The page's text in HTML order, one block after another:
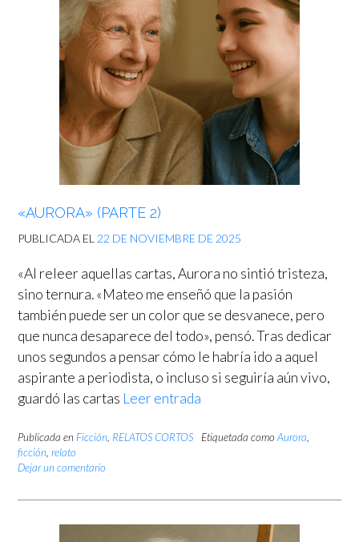
«AURORA» (PARTE 2)
PUBLICADA EL 22 DE NOVIEMBRE DE 2025
«Al releer aquellas cartas, Aurora no sintió tristeza,
sino ternura. «Mateo me enseñó que la pasión
también puede ser un color que se desvanece, pero
que nunca desaparece del todo», pensó. Tras dedicar
unos segundos a pensar cómo le habría ido a aquel
aspirante a periodista, o incluso si seguiría aún vivo,
guardó las cartas Leer entrada
Publicada en Ficción, RELATOS CORTOS Etiquetada comoAurora,
ficción, relato
Dejar un comentario